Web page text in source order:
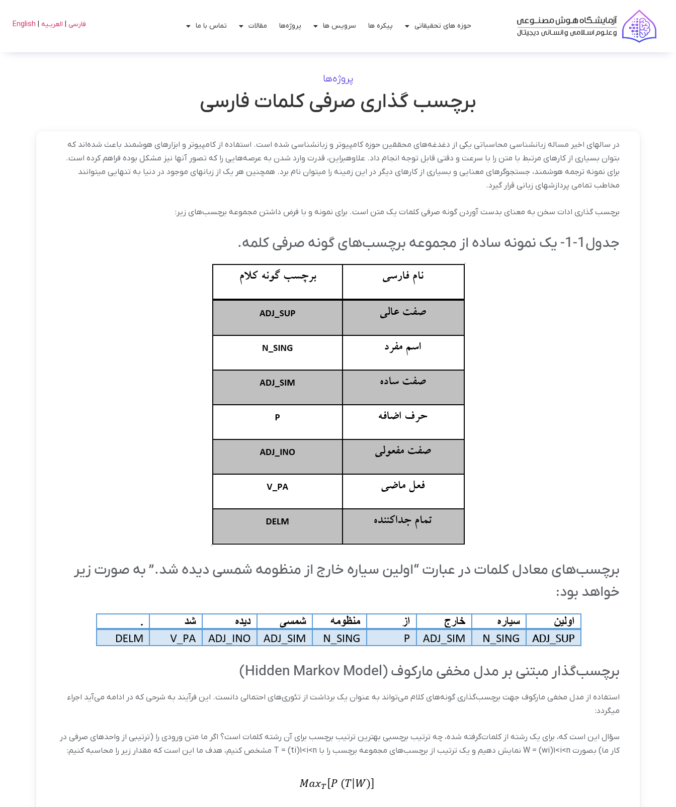
حوزه های تحقیقاتی پیکره ها سرویس ها پروژه‌ها مقالات تماس با ما فارسی | العربـیه |
English
پروژه‌ها
برچسب گذاری صرفی کلمات فارسی​
در سالهای اخیر مساله زبان‏شناسی محاسباتی یکی از دغدغه‌‏های محققین حوزه کامپیوتر و زبان‏شناسی شده است. استفاده از کامپیوتر و ابزارهای هوشمند باعث شده‌‏اند که
بتوان بسیاری از کارهای مرتبط با متن را با سرعت و دقتی قابل توجه انجام داد. علاوه‏بر‏این، قدرت وارد شدن به عرصه‌‏هایی را که تصور آنها نیز مشکل بوده فراهم کرده است.
برای نمونه ترجمه هوشمند، جستجوگرهای معنایی و بسیاری از کارهای دیگر در این زمینه را می‏توان نام برد. همچنین هر یک از زبان‏های موجود در دنیا به تنهایی می‏توانند
مخاطب تمامی پردازش‏های زبانی قرار گیرد.
برچسب گذاری ادات سخن به معنای بدست آوردن گونه صرفی کلمات یک متن است. برای نمونه و با فرض داشتن مجموعه برچسب‌های زیر:
جدول1-1- یک نمونه ساده از مجموعه برچسب‌های گونه صرفی کلمه.
برچسب‌های معادل کلمات در عبارت “اولین سیاره خارج از منظومه شمسی دیده شد.” به صورت زیر
خواهد بود:
برچسب‌گذار مبتنی بر مدل مخفی مارکوف (Hidden Markov Model)
استفاده از مدل مخفی مارکوف جهت برچسب‌گذاری گونه‌های کلام می‌تواند به عنوان یک برداشت از تئوری‌های احتمالی دانست. این فرآیند به شرحی که در ادامه می‌آید اجراء
می‏گردد:
سؤال این است که، برای یک رشته از کلمات‌گرفته شده، چه ترتیب برچسبی بهترین ترتیب برچسب برای آن رشته کلمات است؟ اگر ما متن ورودی را (ترتیبی از واحدهای صرفی در
کار ما) بصورت W = (wi)1<i<n نمایش دهیم و یک ترتیب از برچسب‌های مجموعه برچسب را با T = (ti)1<i<n مشخص کنیم، هدف ما این است که مقدار زیر را محاسبه کنیم: